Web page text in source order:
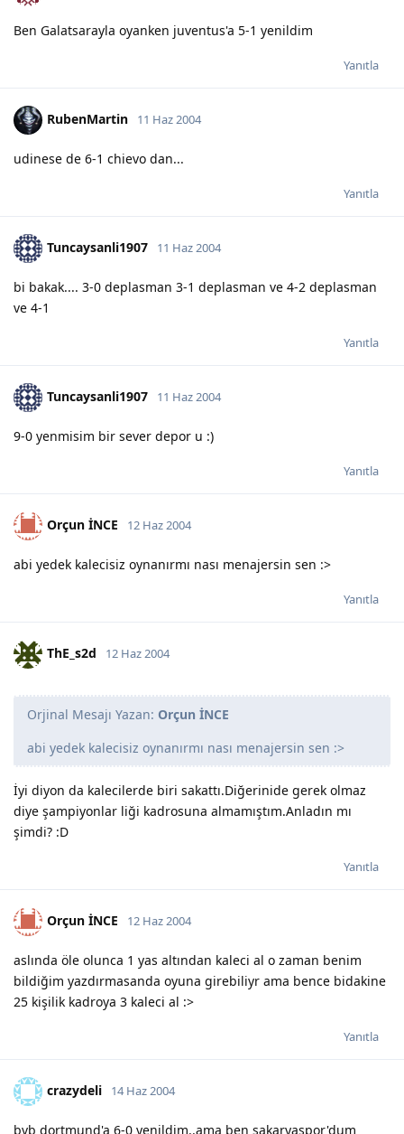
Ben Galatsarayla oyanken juventus'a 5-1 yenildim
Yanıtla
RubenMartin 11 Haz 2004
udinese de 6-1 chievo dan...
Yanıtla
Tuncaysanli1907 11 Haz 2004
bi bakak.... 3-0 deplasman 3-1 deplasman ve 4-2 deplasman
ve 4-1
Yanıtla
Tuncaysanli1907 11 Haz 2004
9-0 yenmisim bir sever depor u :)
Yanıtla
Orçun İNCE 12 Haz 2004
abi yedek kalecisiz oynanırmı nası menajersin sen :>
Yanıtla
ThE_s2d 12 Haz 2004
Orjinal Mesajı Yazan: Orçun İNCE
abi yedek kalecisiz oynanırmı nası menajersin sen :>
İyi diyon da kalecilerde biri sakattı.Diğerinide gerek olmaz
diye şampiyonlar liği kadrosuna almamıştım.Anladın mı
şimdi? :D
Yanıtla
Orçun İNCE 12 Haz 2004
aslında öle olunca 1 yas altından kaleci al o zaman benim
bildiğim yazdırmasanda oyuna girebiliyr ama bence bidakine
25 kişilik kadroya 3 kaleci al :>
Yanıtla
crazydeli 14 Haz 2004
bvb dortmund'a 6-0 yenildim..ama ben sakaryaspor'dum